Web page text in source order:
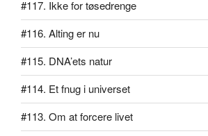
#117. Ikke for tøsedrenge
#116. Alting er nu
#115. DNA’ets natur
#114. Et fnug i universet
#113. Om at forcere livet